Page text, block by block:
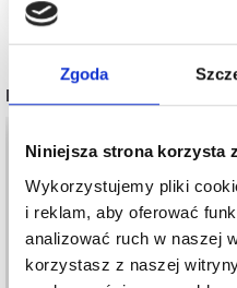
Zgoda
Niniejsza strona korzysta
Wykorzystujemy pliki
i reklam, aby oferować
analizować ruch w naszej
korzystasz z naszej
POPULARNE ALTERNATYWY